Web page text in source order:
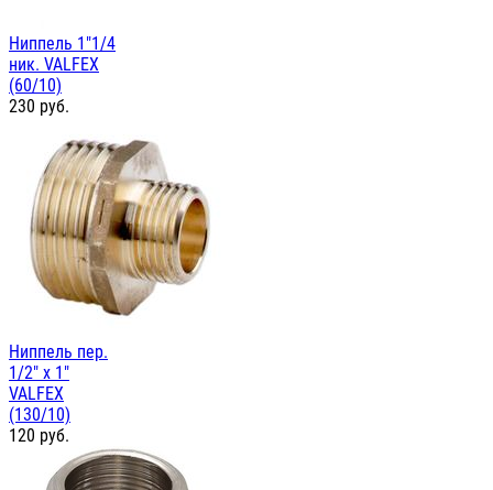
Ниппель 1"1/4
ник. VALFEX
(60/10)
230 руб.
Ниппель пер.
1/2" х 1"
VALFEX
(130/10)
120 руб.